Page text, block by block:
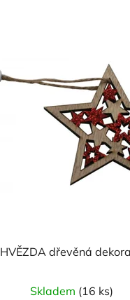
HVĚZDA dřevěná
Skladem (16 ks)